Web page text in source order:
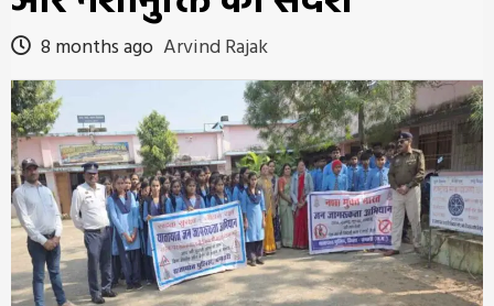
8 months ago Arvind Rajak